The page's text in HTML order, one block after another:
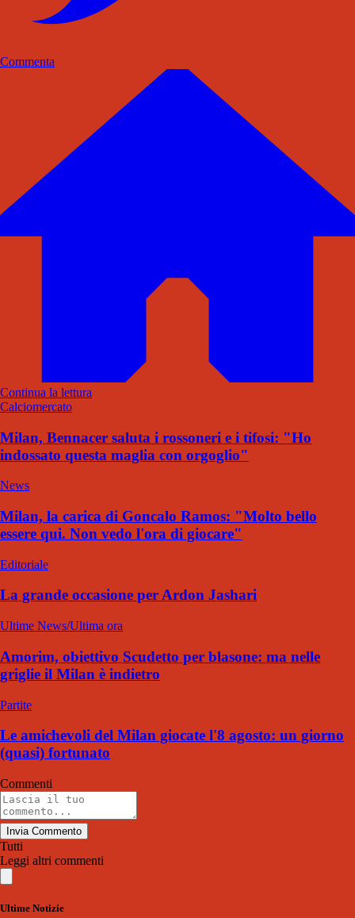
Commenta
Continua la lettura
Calciomercato
Milan, Bennacer saluta i rossoneri e i tifosi: "Ho
indossato questa maglia con orgoglio"
News
Milan, la carica di Goncalo Ramos: "Molto bello
essere qui. Non vedo l'ora di giocare"
Editoriale
La grande occasione per Ardon Jashari
Ultime News/Ultima ora
Amorim, obiettivo Scudetto per blasone: ma nelle
griglie il Milan è indietro
Partite
Le amichevoli del Milan giocate l'8 agosto: un giorno
(quasi) fortunato
Commenti
Invia Commento
Tutti
Leggi altri commenti
Ultime Notizie